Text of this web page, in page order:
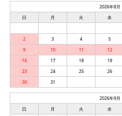
2026年8月
日
月 火 水
2
3 4 5
9
10 11 12
16
17 18 19
23
24 25 26
30
31
2026年9月
日
月 火 水